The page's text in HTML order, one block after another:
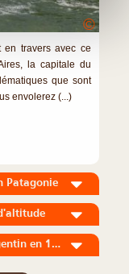
©
en travers avec ce
la capitale du
que sont
envolerez (...)
Patagonie
Rayonnez dans le Nord-Ouest Argentin en 10 jours